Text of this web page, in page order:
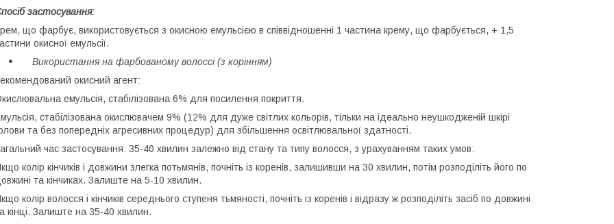
застосування:
що фарбує, використовується з окисною емульсією в співвідношенні 1 частина крему, що фарбується, + 1,5
окисної емульсії.
Використання на фарбованому волоссі (з корінням)
окисний агент:
емульсія, стабілізована 6% для посилення покриття.
стабілізована окислювачем 9% (12% для дуже світлих кольорів, тільки на ідеально неушкодженій шкірі
та без попередніх агресивних процедур) для збільшення освітлювальної здатності.
час застосування: 35-40 хвилин залежно від стану та типу волосся, з урахуванням таких умов:
колір кінчиків і довжини злегка потьмянів, почніть із коренів, залишивши на 30 хвилин, потім розподіліть його по
та кінчиках. Залиште на 5-10 хвилин.
колір волосся і кінчиків середнього ступеня тьмяності, почніть із коренів і відразу ж розподіліть засіб по довжині
кінці. Залиште на 35-40 хвилин.